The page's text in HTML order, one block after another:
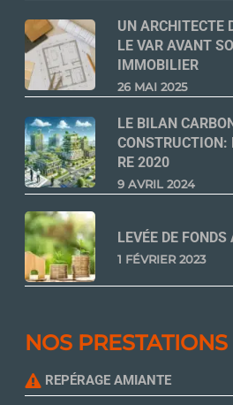
UN ARCHITECTE
LE VAR AVANT
IMMOBILIER
26 MAI 2025
LE BILAN
CONSTRUCTION:
RE 2020
9 AVRIL 2024
LEVÉE DE
1 FÉVRIER 2023
NOS PRESTATIONS
REPÉRAGE AMIANTE